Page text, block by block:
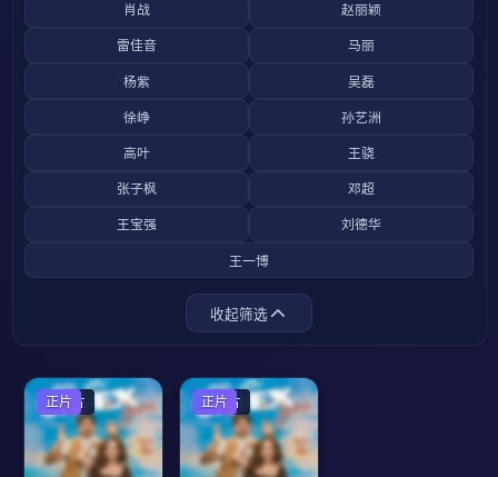
肖战 赵丽颖
雷佳音 马丽
杨紫 吴磊
徐峥 孙艺洲
高叶 王骁
张子枫 邓超
王宝强 刘德华
王一博
收起筛选
爱情片
正片 爱情片
正片